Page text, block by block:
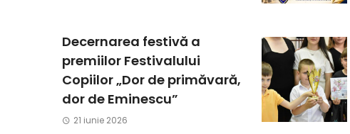
Decernarea festivă a
premiilor Festivalului
Copiilor „Dor de primăvară,
dor de Eminescu”
21 iunie 2026